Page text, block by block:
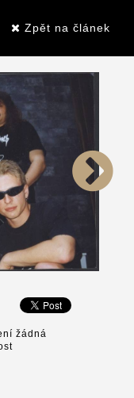
Zpět na článek
žádná